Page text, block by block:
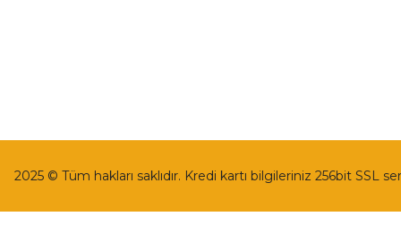
2025 © Tüm hakları saklıdır. Kredi kartı bilgileriniz 256bit SSL